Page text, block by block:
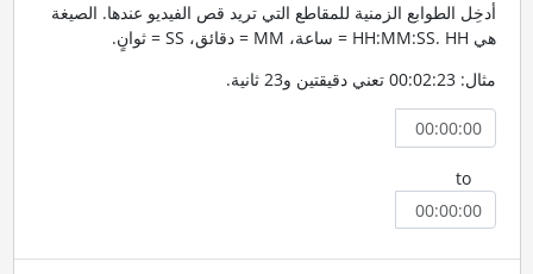
أدخِل الطوابع الزمنية للمقاطع التي تريد قص الفيديو عندها. الصيغة
هي HH:MM:SS. HH = ساعة، MM = دقائق، SS = ثوانٍ.
مثال: 00:02:23 تعني دقيقتين و23 ثانية.
to